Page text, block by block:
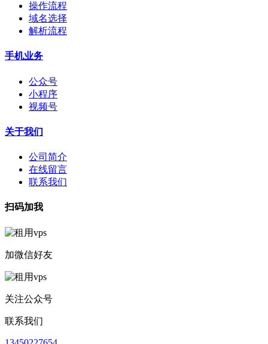
操作流程
域名选择
解析流程
手机业务
公众号
小程序
视频号
关于我们
公司简介
在线留言
联系我们
扫码加我
加微信好友
关注公众号
联系我们